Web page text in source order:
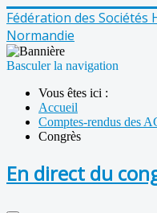
Fédération des
Normandie
Basculer la navigation
Vous êtes ici :
Accueil
Comptes-rendus des
Congrès
En direct du